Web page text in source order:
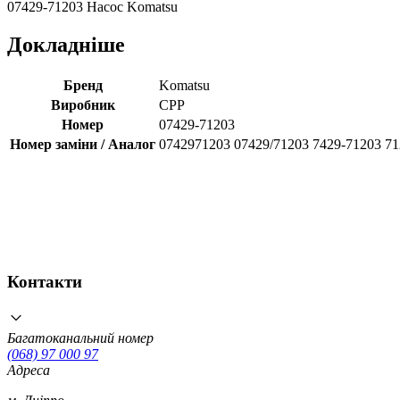
07429-71203 Насос Komatsu
Докладніше
Бренд
Komatsu
Виробник
CPP
Номер
07429-71203
Номер заміни / Аналог 0742971203 07429/71203 7429-71203
Контакти
Багатоканальний номер
(068) 97 000 97
Адреса